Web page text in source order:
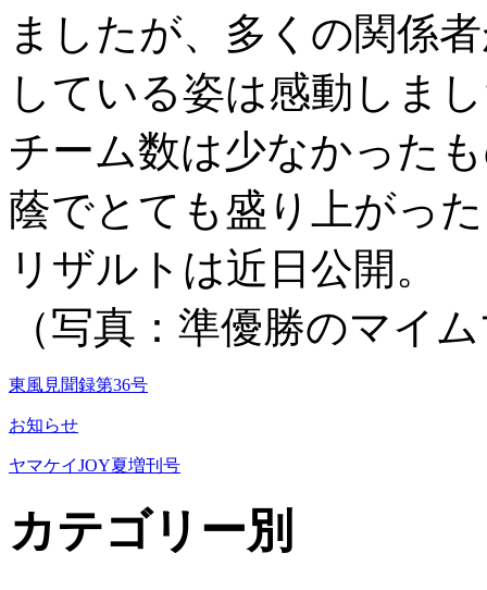
ましたが、多くの関係
している姿は感動しま
チーム数は少なかった
蔭でとても盛り上がっ
リザルトは近日公開。
（写真：準優勝のマイ
東風見聞録第36号
お知らせ
ヤマケイJOY夏増刊号
カテゴリー別